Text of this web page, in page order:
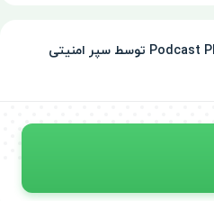
برنامه Podcast Player - Castmix توسط سپر امنیتی